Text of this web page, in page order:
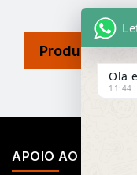
Product Tags
APOIO AO CLIENTE
Ola
11:44